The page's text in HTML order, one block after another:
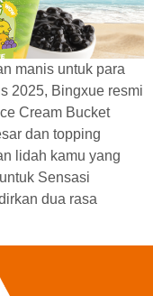
manis untuk para
2025, Bingxue resmi
Cream Bucket
dan topping
lidah kamu yang
Sensasi
dua rasa